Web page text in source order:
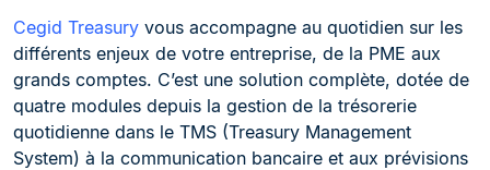
Cegid Treasury vous accompagne au quotidien sur les
différents enjeux de votre entreprise, de la PME aux
grands comptes. C’est une solution complète, dotée de
quatre modules depuis la gestion de la trésorerie
quotidienne dans le TMS (Treasury Management
System) à la communication bancaire et aux prévisions